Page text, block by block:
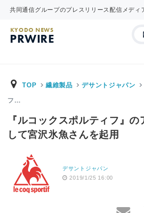
共同通信グループのプレスリリース配信メディ
KYODO NEWS
PRWIRE
TOP 繊維製品 デサントジャパン
フ…
『ルコックスポルティフ』の
して宮沢氷魚さんを起用
デサントジャパン
2019/1/25 16:00